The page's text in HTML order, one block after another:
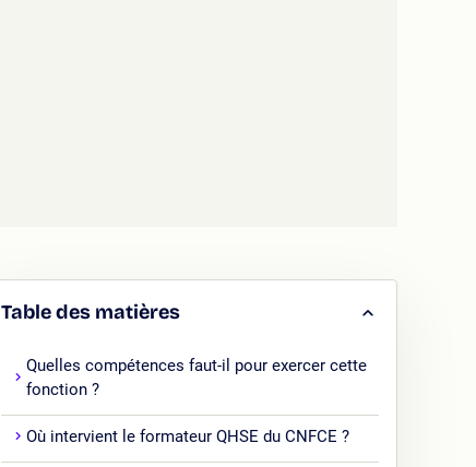
Table des matières
Quelles compétences faut-il pour exercer cette
fonction ?
Où intervient le formateur QHSE du CNFCE ?